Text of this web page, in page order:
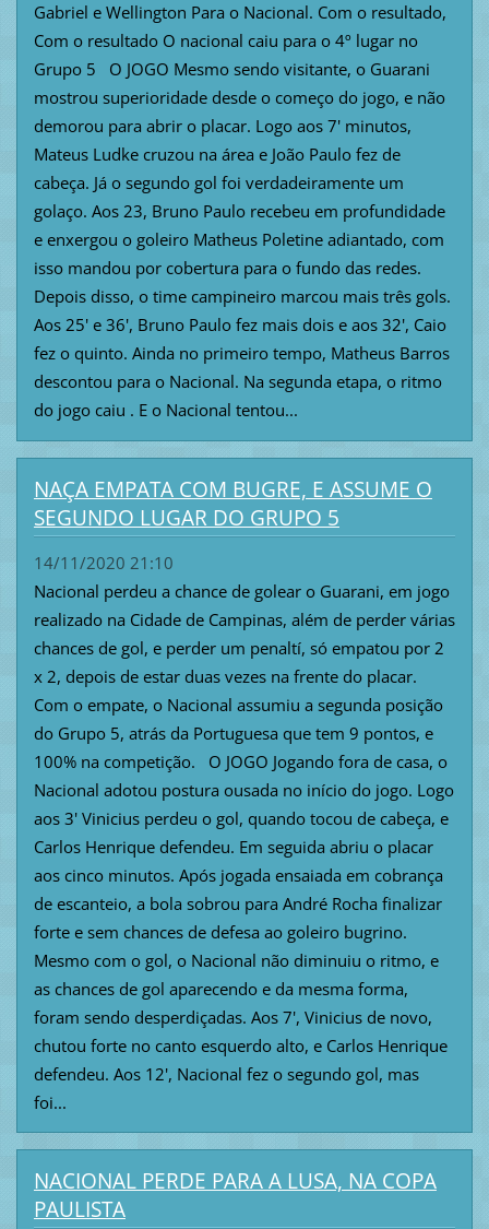
Gabriel e Wellington Para o Nacional. Com o resultado,
Com o resultado O nacional caiu para o 4º lugar no
Grupo 5 O JOGO Mesmo sendo visitante, o Guarani
mostrou superioridade desde o começo do jogo, e não
demorou para abrir o placar. Logo aos 7' minutos,
Mateus Ludke cruzou na área e João Paulo fez de
cabeça. Já o segundo gol foi verdadeiramente um
golaço. Aos 23, Bruno Paulo recebeu em profundidade
e enxergou o goleiro Matheus Poletine adiantado, com
isso mandou por cobertura para o fundo das redes.
Depois disso, o time campineiro marcou mais três gols.
Aos 25' e 36', Bruno Paulo fez mais dois e aos 32', Caio
fez o quinto. Ainda no primeiro tempo, Matheus Barros
descontou para o Nacional. Na segunda etapa, o ritmo
do jogo caiu . E o Nacional tentou...
NAÇA EMPATA COM BUGRE, E ASSUME O
SEGUNDO LUGAR DO GRUPO 5
14/11/2020 21:10
Nacional perdeu a chance de golear o Guarani, em jogo
realizado na Cidade de Campinas, além de perder várias
chances de gol, e perder um penaltí, só empatou por 2
x 2, depois de estar duas vezes na frente do placar.
Com o empate, o Nacional assumiu a segunda posição
do Grupo 5, atrás da Portuguesa que tem 9 pontos, e
100% na competição. O JOGO Jogando fora de casa, o
Nacional adotou postura ousada no início do jogo. Logo
aos 3' Vinicius perdeu o gol, quando tocou de cabeça, e
Carlos Henrique defendeu. Em seguida abriu o placar
aos cinco minutos. Após jogada ensaiada em cobrança
de escanteio, a bola sobrou para André Rocha finalizar
forte e sem chances de defesa ao goleiro bugrino.
Mesmo com o gol, o Nacional não diminuiu o ritmo, e
as chances de gol aparecendo e da mesma forma,
foram sendo desperdiçadas. Aos 7', Vinicius de novo,
chutou forte no canto esquerdo alto, e Carlos Henrique
defendeu. Aos 12', Nacional fez o segundo gol, mas
foi...
NACIONAL PERDE PARA A LUSA, NA COPA
PAULISTA